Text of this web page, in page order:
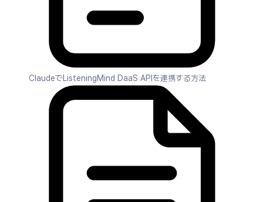
ClaudeでListeningMind DaaS APIを連携する方法